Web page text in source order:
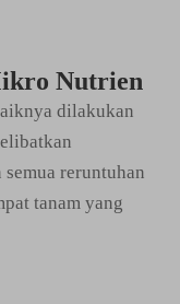
Nutrien
dilakukan
reruntuhan
tanam yang